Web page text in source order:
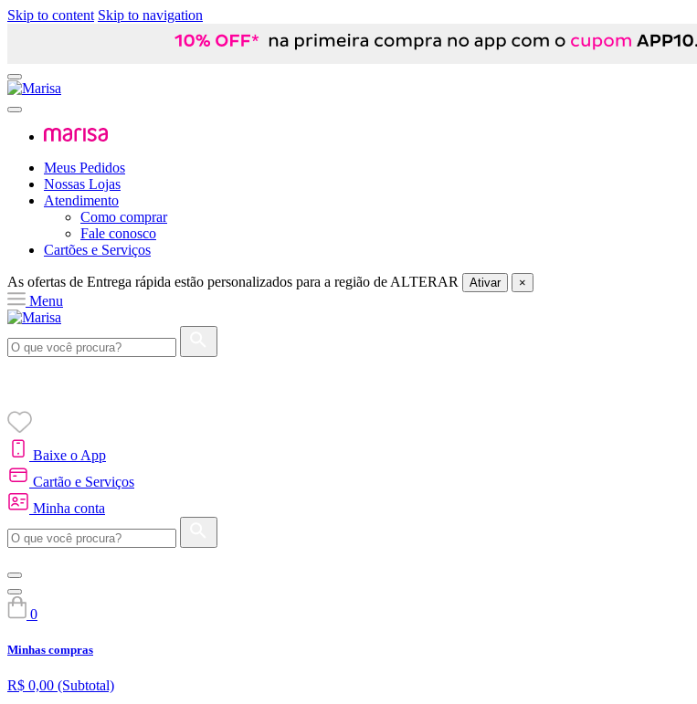
Skip to content Skip to navigation
Meus Pedidos
Nossas Lojas
Atendimento
Como comprar
Fale conosco
Cartões e Serviços
As ofertas de Entrega rápida estão personalizados para a região de ALTERAR Ativar ×
Menu
Baixe o App
Cartão e Serviços
Minha conta
0
Minhas compras
R$ 0,00 (Subtotal)